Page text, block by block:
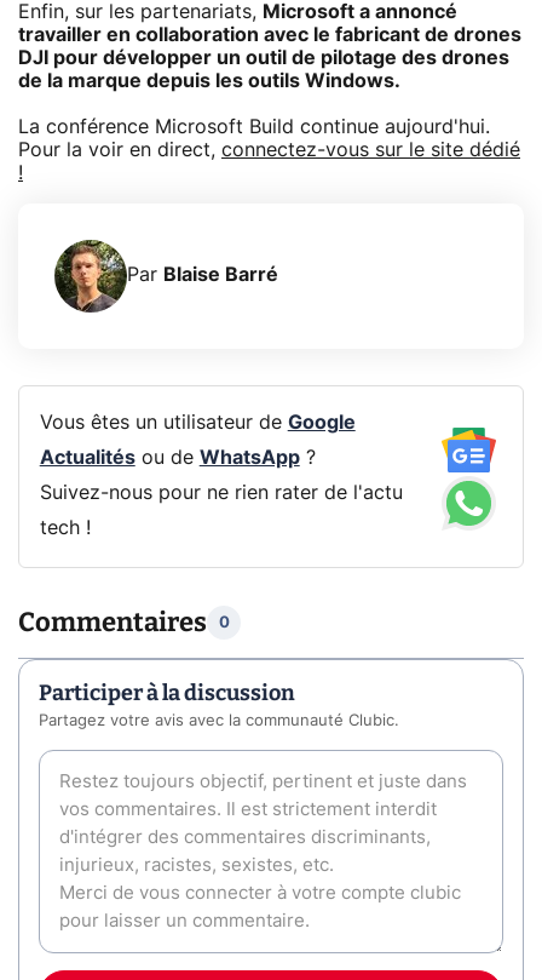
Enfin, sur les partenariats, Microsoft a annoncé
travailler en collaboration avec le fabricant de drones
DJI pour développer un outil de pilotage des drones
de la marque depuis les outils Windows.
La conférence Microsoft Build continue aujourd'hui.
Pour la voir en direct, connectez-vous sur le site dédié
!
Par Blaise Barré
Vous êtes un utilisateur de Google
Actualitésou de WhatsApp?
Suivez-nous pour ne rien rater de l'actu
tech !
Commentaires 0
Participer à la discussion
Partagez votre avis avec la communauté Clubic.